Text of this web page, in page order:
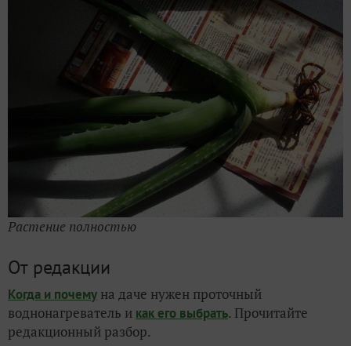
Растение полностью
От редакции
Когда и почему на даче нужен проточный
воднонагреватель и как его выбрать. Прочитайте
редакционный разбор.